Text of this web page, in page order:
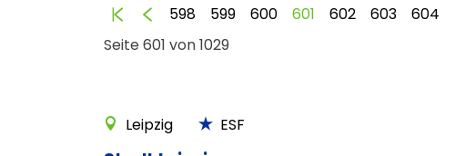
Seite 601 von 1029
AnfangZurück
598 599 600 601 602 603 604
Leipzig ESF